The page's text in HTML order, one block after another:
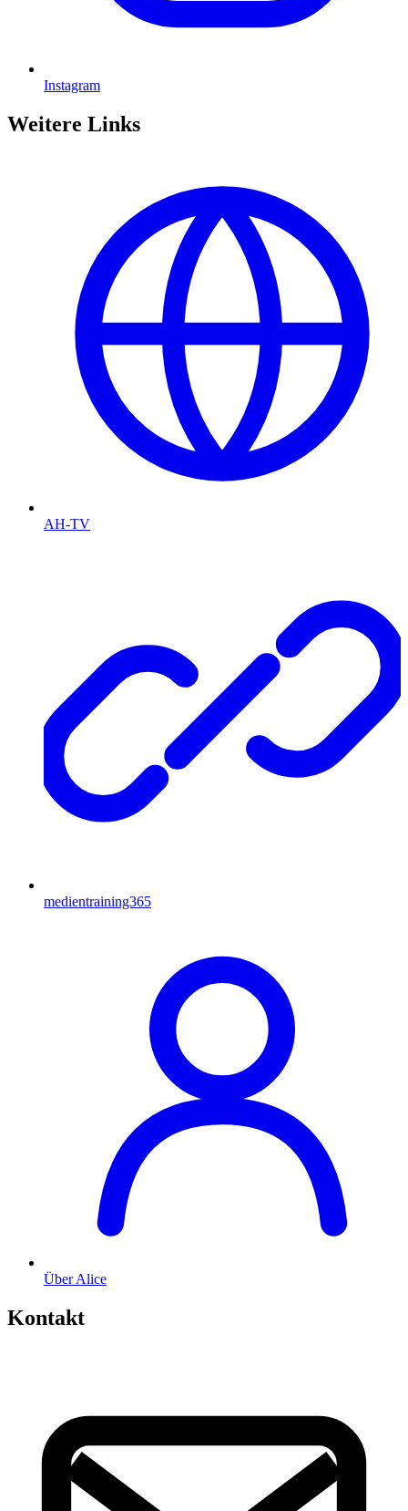
Instagram
Weitere Links
AH-TV
medientraining365
Über Alice
Kontakt